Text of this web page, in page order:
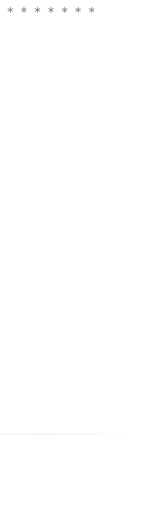
＊＊＊＊＊＊